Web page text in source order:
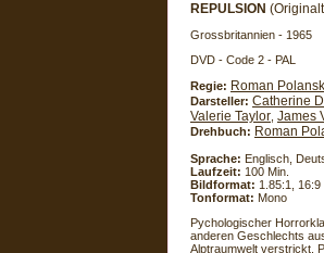
REPULSION
Grossbritannien - 1965
DVD - Code 2 - PAL
Regie: Roman
Darsteller: Catherine
Valerie Taylor James
Drehbuch: Roman
Sprache: Englisch,
Laufzeit: 100 Min.
Bildformat: 1.85:1, 16:9
Tonformat: Mono
Pychologischer
anderen Geschlechts
Alptraumwelt verstrickt.